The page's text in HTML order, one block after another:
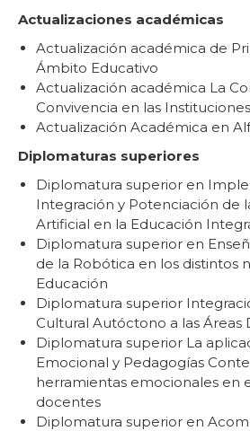
Actualizaciones académicas
Actualización académica de
Ámbito Educativo
Actualización académica La
Convivencia en las
Actualización Académica en
Diplomaturas superiores
Diplomatura superior en
Integración y Potenciación de
Artificial en la Educación
Diplomatura superior en
de la Robótica en los distintos
Educación
Diplomatura superior
Cultural Autóctono a las Áreas
Diplomatura superior La
Emocional y Pedagogías
herramientas emocionales en
docentes
Diplomatura superior en